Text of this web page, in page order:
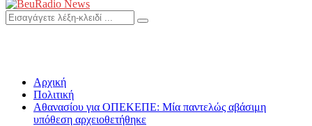
Menu
Search
for:
Search
Αρχική
Πολιτική
Αθανασίου για ΟΠΕΚΕΠΕ: Μία παντελώς αβάσιμη
υπόθεση αρχειοθετήθηκε